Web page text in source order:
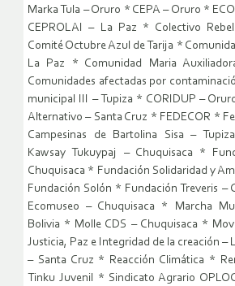
Marka Tula – Oruro * CEPA – Oruro *
CEPROLAI – La Paz * Colectivo
Comité Octubre Azul de Tarija *
La Paz * Comunidad Maria
Comunidades afectadas por
municipal III – Tupiza * CORIDUP –
Alternativo – Santa Cruz * FEDECOR *
Campesinas de Bartolina Sisa –
Kawsay Tukuypaj – Chuquisaca *
Chuquisaca * Fundación Solidaridad y
Fundación Solón * Fundación Treveris –
Ecomuseo – Chuquisaca * Marcha
Bolivia * Molle CDS – Chuquisaca *
Justicia, Paz e Integridad de la creación –
– Santa Cruz * Reacción Climática *
Tinku Juvenil * Sindicato Agrario